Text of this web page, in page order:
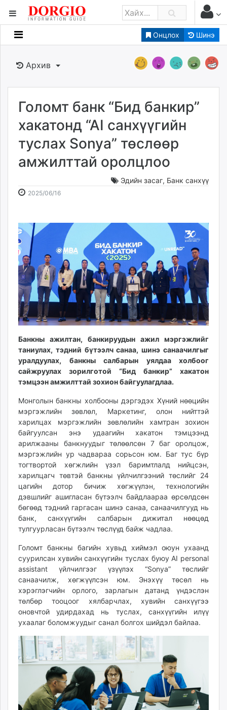
Онцлох Шинэ
Мэдээллийн
Банк санхүү
Бизнес ААН
Төрийн
dorgio.mn
Gogo.mn
news.mn
zindaa.mn
tovch.mn
ikon.mn
mnb.mn
Livetv.mn
Eguur.mn
24tsag.mn
shuud.mn
eagle.mn
ergelt.mn
zarig.mn
today.mn
zuv.mn
mminfo.mn
ugluu.mn
urlag.mn
unen.mn
asu.mn
shudarga.mn
shuurhai.mn
unuudur.mn
isee.mn
mglradio.com
fact.mn
itoim.mn
tumen.mn
tvmongolia.mn
mass.mn
unegui.mn
assa.mn
toim.mn
paparazzi.mn
unread.today
Архив
Голомт банк “Бид банкир”
хакатонд “AI санхүүгийн
туслах Sonya” төслөөр
амжилттай оролцлоо
Эдийн засаг, Банк санхүү
2025/06/162025-
14:04:48
2026-
13:52:15
Банкны ажилтан, банкируудын ажил мэргэжлийг
таниулах, тэдний бүтээлч санаа, шинэ санаачилгыг
уралдуулах, банкны салбарын уялдаа холбоог
сайжруулах зорилготой “Бид банкир” хакатон
тэмцээн амжилттай зохион байгуулагдлаа.
Монголын банкны холбооны дэргэдэх Хүний нөөцийн
мэргэжлийн зөвлөл, Маркетинг, олон нийттэй
харилцах мэргэжлийн зөвлөлийн хамтран зохион
байгуулсан энэ удаагийн хакатон тэмцээнд
арилжааны банкнуудыг төлөөлсөн 7 баг оролцож,
мэргэжлийн ур чадвараа сорьсон юм. Баг тус бүр
тогтвортой хөгжлийн үзэл баримтлалд нийцсэн,
харилцагч төвтэй банкны үйлчилгээний төслийг 24
цагийн дотор бичиж хөгжүүлэн, технологийн
дэвшлийг ашигласан бүтээлч байдлаараа өрсөлдсөн
бөгөөд тэдний гаргасан шинэ санаа, санаачилгууд нь
банк, санхүүгийн салбарын дижитал нөөцөд
тулгуурласан бүтээлч төслүүд байж чадлаа.
Голомт банкны багийн хувьд хиймэл оюун ухаанд
суурилсан хувийн санхүүгийн туслах буюу AI personal
assistant үйлчилгээг үзүүлэх “Sonya” төслийг
санаачилж, хөгжүүлсэн юм. Энэхүү төсөл нь
хэрэглэгчийн орлого, зарлагын датанд үндэслэн
төлбөр тооцоог хялбарчлах, хувийн санхүүгээ
оновчтой удирдахад нь туслах, санхүүгийн илүү
ухаалаг боломжуудыг санал болгох шийдэл байлаа.